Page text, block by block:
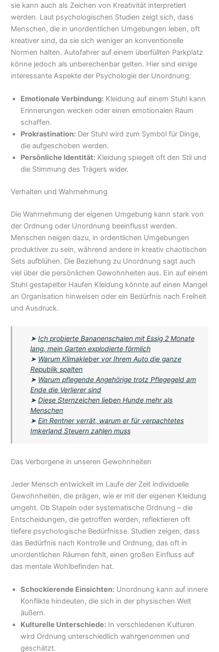
sie kann auch als Zeichen von Kreativität interpretiert
werden. Laut psychologischen Studien zeigt sich, dass
Menschen, die in unordentlichen Umgebungen leben, oft
kreativer sind, da sie sich weniger an konventionelle
Normen halten. Autofahrer auf einem überfüllten Parkplatz
könne jedoch als unberechenbar gelten. Hier sind einige
interessante Aspekte der Psychologie der Unordnung:
Emotionale Verbindung: Kleidung auf einem Stuhl kann
Erinnerungen wecken oder einen emotionalen Raum
schaffen.
Prokrastination: Der Stuhl wird zum Symbol für Dinge,
die aufgeschoben werden.
Persönliche Identität: Kleidung spiegelt oft den Stil und
die Stimmung des Trägers wider.
Verhalten und Wahrnehmung
Die Wahrnehmung der eigenen Umgebung kann stark von
der Ordnung oder Unordnung beeinflusst werden.
Menschen neigen dazu, in ordentlichen Umgebungen
produktiver zu sein, während andere in kreativ chaotischen
Sets aufblühen. Die Beziehung zu Unordnung sagt auch
viel über die persönlichen Gewohnheiten aus. Ein auf einem
Stuhl gestapelter Haufen Kleidung könnte auf einen Mangel
an Organisation hinweisen oder ein Bedürfnis nach Freiheit
und Ausdruck.
➤Ich probierte Bananenschalen mit Essig 2 Monate
lang, mein Garten explodierte förmlich
➤ Warum Klimakleber vor Ihrem Auto die ganze
Republik spalten
➤ Warum pflegende Angehörige trotz Pflegegeld am
Ende die Verlierer sind
➤Diese Sternzeichen lieben Hunde mehr als
Menschen
➤Ein Rentner verrät, warum er für verpachtetes
Imkerland Steuern zahlen muss
Das Verborgene in unseren Gewohnheiten
Jeder Mensch entwickelt im Laufe der Zeit individuelle
Gewohnheiten, die prägen, wie er mit der eigenen Kleidung
umgeht. Ob Stapeln oder systematische Ordnung – die
Entscheidungen, die getroffen werden, reflektieren oft
tiefere psychologische Bedürfnisse. Studien zeigen, dass
das Bedürfnis nach Kontrolle und Ordnung, das oft in
unordentlichen Räumen fehlt, einen großen Einfluss auf
das mentale Wohlbefinden hat.
Schockierende Einsichten: Unordnung kann auf innere
Konflikte hindeuten, die sich in der physischen Welt
äußern.
Kulturelle Unterschiede: In verschiedenen Kulturen
wird Ordnung unterschiedlich wahrgenommen und
geschätzt.